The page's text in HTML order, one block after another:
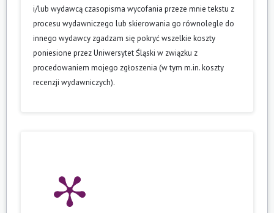
i/lub wydawcą czasopisma wycofania przeze mnie tekstu z
procesu wydawniczego lub skierowania go równolegle do
innego wydawcy zgadzam się pokryć wszelkie koszty
poniesione przez Uniwersytet Śląski w związku z
procedowaniem mojego zgłoszenia (w tym m.in. koszty
recenzji wydawniczych).